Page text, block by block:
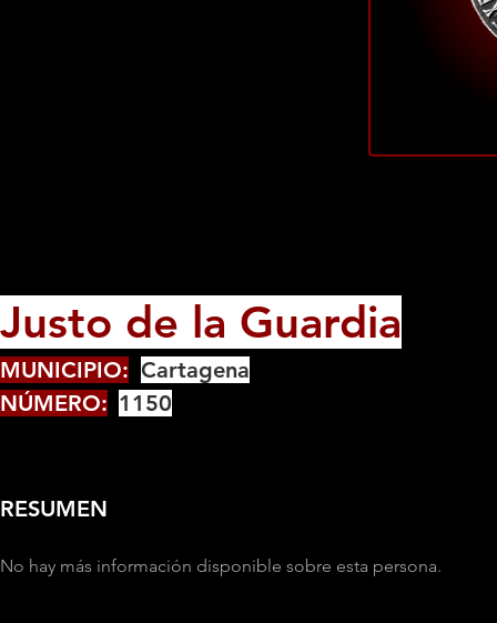
Justo de la Guardia
MUNICIPIO: Cartagena
NÚMERO: 1150
RESUMEN
No hay más información disponible sobre esta persona.